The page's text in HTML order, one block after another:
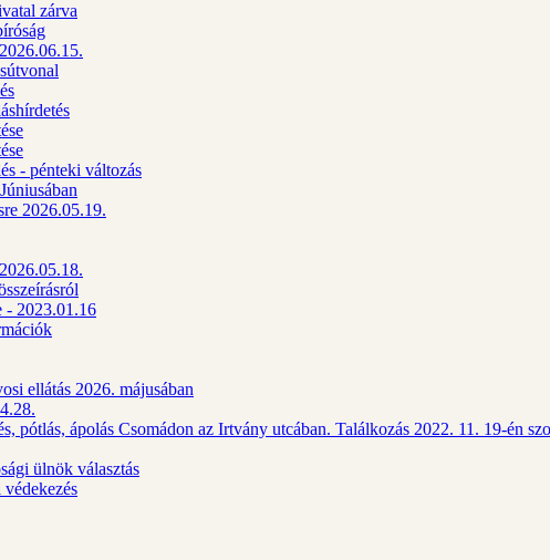
zárva
- pénteki változás
2026.05.19.
- 2023.01.16
ellátás 2026. májusában
pótlás, ápolás Csomádon az Irtvány utcában. Találkozás 2022. 11. 19-én
ülnök választás